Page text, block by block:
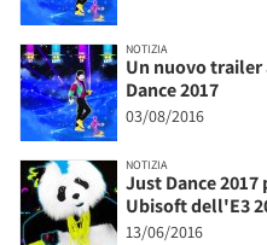
NOTIZIA
Un nuovo trailer
Dance 2017
03/08/2016
NOTIZIA
Just Dance
Ubisoft dell'E3
13/06/2016